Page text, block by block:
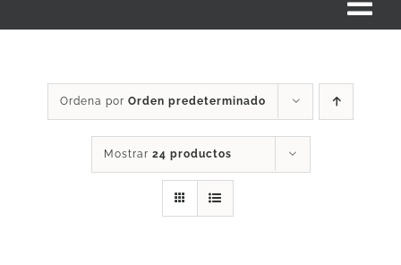
SERVICIOS
Ordena por Orden predeterminado
Mostrar 24 productos